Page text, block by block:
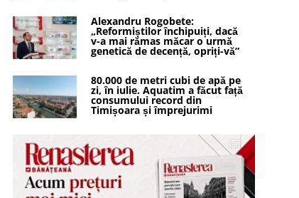
Alexandru Rogobete:
„Reformiștilor închipuiți, dacă
v-a mai rămas măcar o urmă
genetică de decență, opriți-vă”
80.000 de metri cubi de apă pe
zi, în iulie. Aquatim a făcut față
consumului record din
Timișoara și împrejurimi